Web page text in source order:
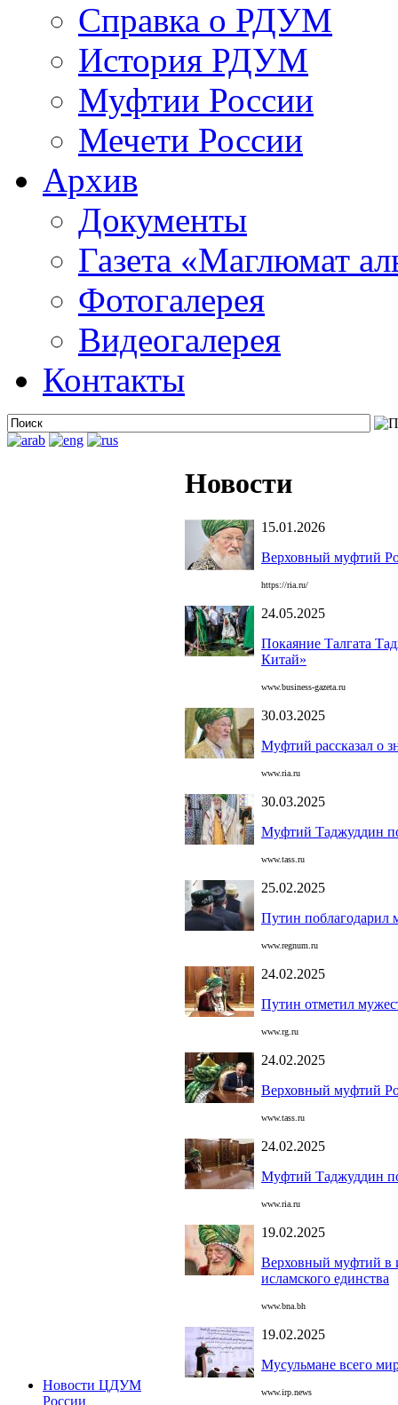
Справка о РДУМ
История РДУМ
Муфтии России
Мечети России
Архив
Документы
Газета «Маглюмат
Фотогалерея
Видеогалерея
Контакты
Новости ЦДУМ
России
Новости
15.01.2026
Верховный муфтий
https://ria.ru/
24.05.2025
Покаяние Талгата
Китай»
www.business-gazeta.ru
30.03.2025
Муфтий рассказал о
www.ria.ru
30.03.2025
Муфтий Таджуддин
www.tass.ru
25.02.2025
Путин поблагодарил
www.regnum.ru
24.02.2025
Путин отметил
www.rg.ru
24.02.2025
Верховный муфтий
www.tass.ru
24.02.2025
Муфтий Таджуддин
www.ria.ru
19.02.2025
Верховный муфтий в
исламского единства
www.bna.bh
19.02.2025
Мусульмане всего
www.irp.news